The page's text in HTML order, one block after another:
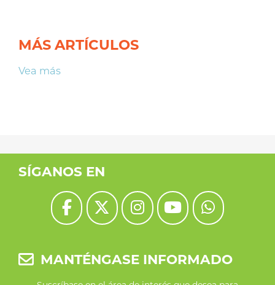
MÁS ARTÍCULOS
Vea más
SÍGANOS EN
MANTÉNGASE INFORMADO